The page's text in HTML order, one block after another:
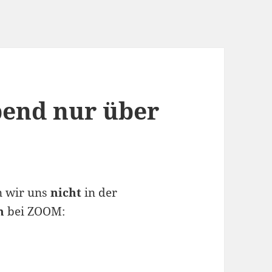
nur über
wir unsnichtin der
bei ZOOM: